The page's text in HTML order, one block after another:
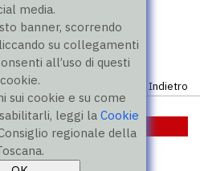
media.
banner, scorrendo
su collegamenti
all’uso di questi
cookie.
sui cookie e su come
leggi laCookie
regionale della
Indietro
PMI